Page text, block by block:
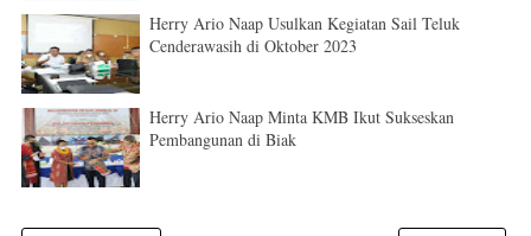
Herry Ario Naap Usulkan Kegiatan Sail Teluk
Cenderawasih di Oktober 2023
Herry Ario Naap Minta KMB Ikut Sukseskan
Pembangunan di Biak